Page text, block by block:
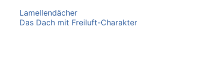
Lamellendächer
Das Dach mit Freiluft-Charakter